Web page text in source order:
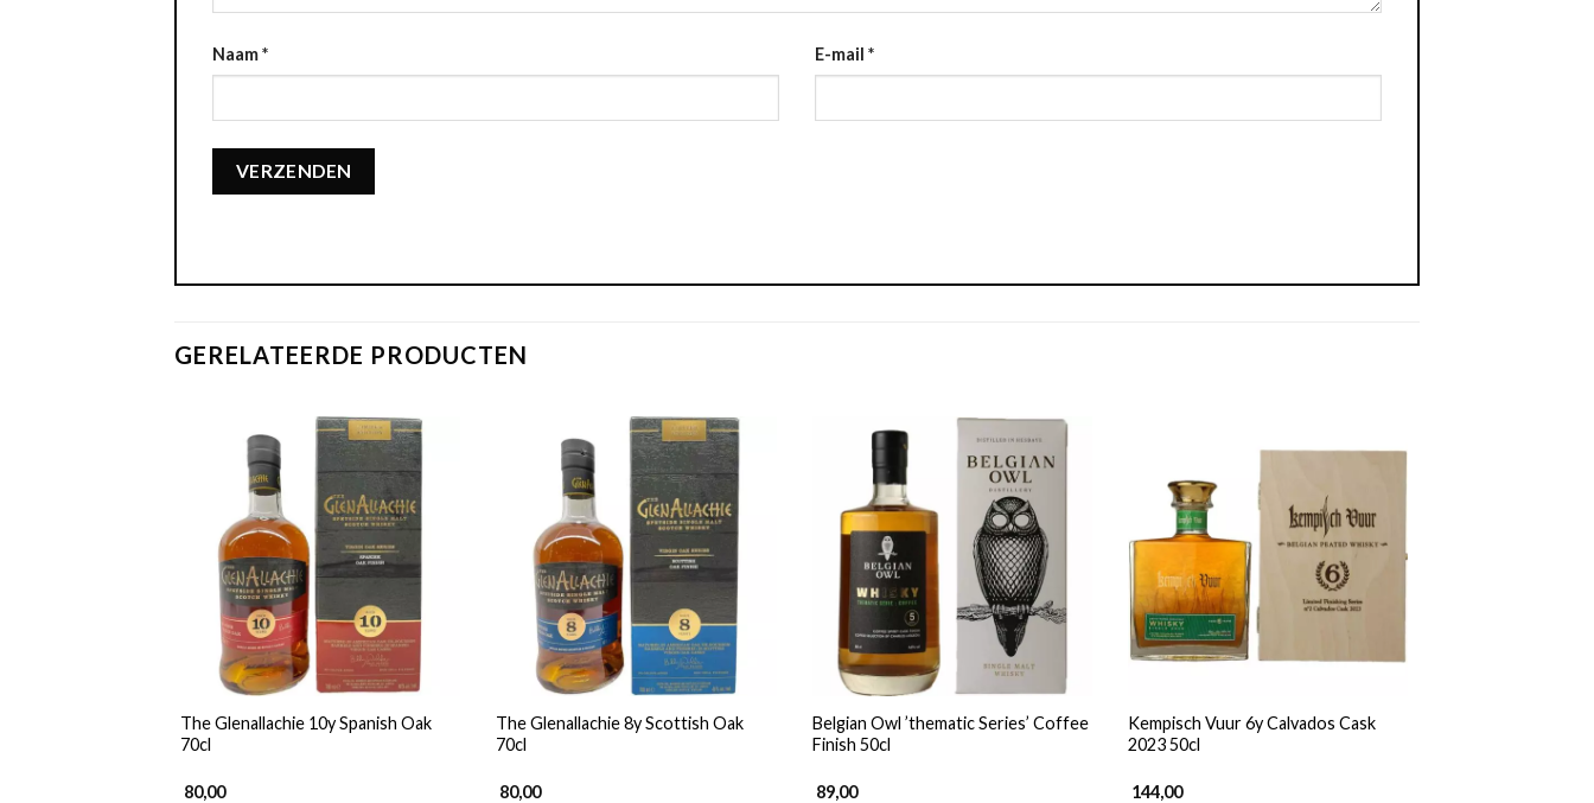
Naam* E-mail *
GERELATEERDE PRODUCTEN
The Glenallachie 10y Spanish Oak
70cl
80,00
The Glenallachie 8y Scottish Oak
70cl
80,00
Belgian Owl ’thematic Series’ Coffee
Finish 50cl
89,00
Kempisch Vuur 6y Calvados Cask
2023 50cl
144,00